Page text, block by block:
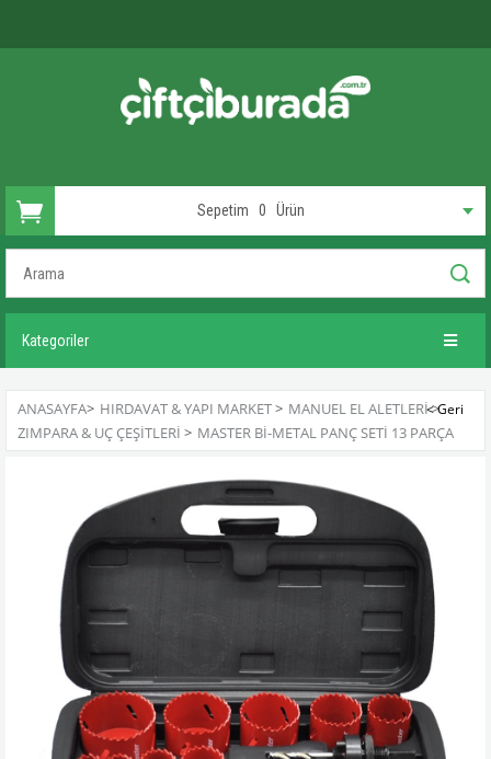
Sepetim 0 Ürün
Kategoriler
ANASAYFA> HIRDAVAT & YAPI MARKET> MANUEL EL ALETLERI>
ZIMPARA & UÇ ÇEŞITLERI > MASTER BI-METAL PANÇ SETI 13 PARÇA